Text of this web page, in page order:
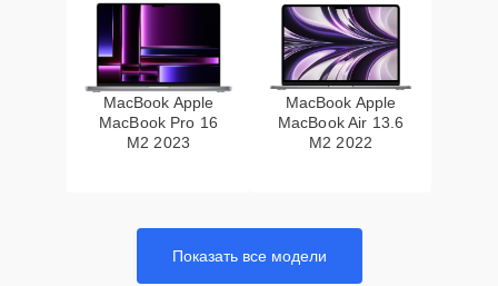
MacBook Apple
MacBook Pro 16
M2 2023
MacBook Apple
MacBook Air 13.6
M2 2022
Показать все модели